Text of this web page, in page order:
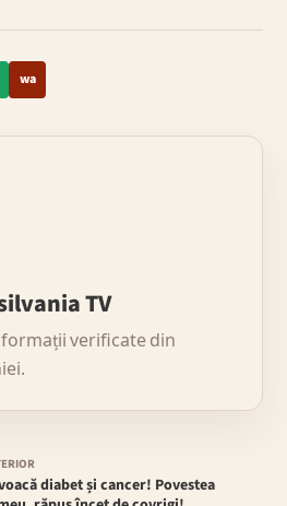
wa
TV
verificate din
diabet și cancer! Povestea